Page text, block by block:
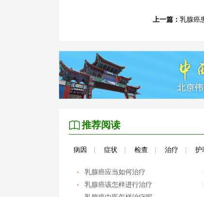
上一篇： 乳腺癌
推荐阅读
病因 症状 检查 治疗 护
乳腺癌应当如何治疗
乳腺癌该怎样进行治疗